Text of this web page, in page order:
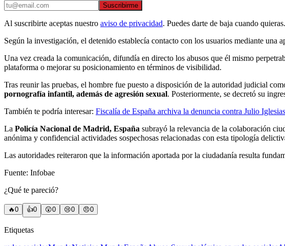
Suscribirme
Al suscribirte aceptas nuestro aviso de privacidad. Puedes darte de baja cuando quieras.
Según la investigación, el detenido establecía contacto con los usuarios mediante una
Una vez creada la comunicación, difundía en directo los abusos que él mismo
plataforma o mejorar su posicionamiento en términos de visibilidad.
Tras reunir las pruebas, el hombre fue puesto a disposición de la autoridad judicial
pornografía infantil, además de agresión sexual. Posteriormente, se decretó su
También te podría interesar: Fiscalía de España archiva la denuncia contra Julio
La Policía Nacional de Madrid, España subrayó la relevancia de la colaboración
anónima y confidencial actividades sospechosas relacionadas con esta tipología
Las autoridades reiteraron que la información aportada por la ciudadanía resulta
Fuente: Infobae
¿Qué te pareció?
🔥0 👍0 😲0 😢0 😠0
Etiquetas